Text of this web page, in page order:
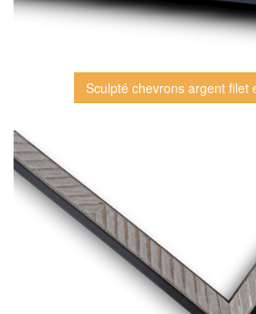
Sculpté chevrons argent filet